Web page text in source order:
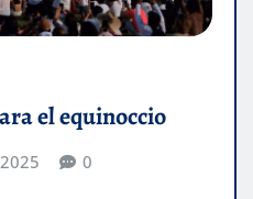
el equinoccio
0